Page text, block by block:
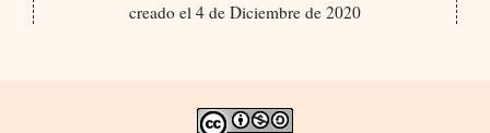
creado el 4 de Diciembre de 2020